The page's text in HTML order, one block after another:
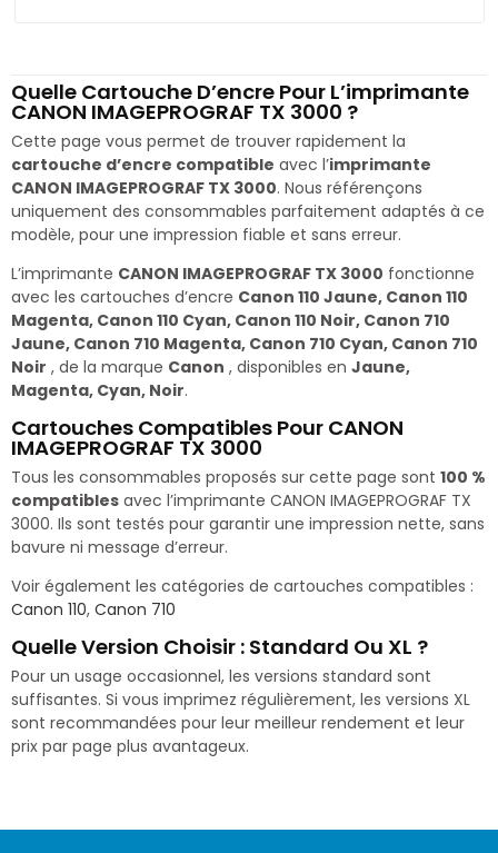
Quelle Cartouche D’encre Pour L’imprimante
CANON IMAGEPROGRAF TX 3000 ?
Cette page vous permet de trouver rapidement la
cartouche d’encre compatible avec l’imprimante
CANON IMAGEPROGRAF TX 3000. Nous référençons
uniquement des consommables parfaitement adaptés à ce
modèle, pour une impression fiable et sans erreur.
L’imprimante CANON IMAGEPROGRAF TX 3000 fonctionne
avec les cartouches d’encre Canon 110 Jaune, Canon 110
Magenta, Canon 110 Cyan, Canon 110 Noir, Canon 710
Jaune, Canon 710 Magenta, Canon 710 Cyan, Canon 710
Noir , de la marque Canon , disponibles en Jaune,
Magenta, Cyan, Noir.
Cartouches Compatibles Pour CANON
IMAGEPROGRAF TX 3000
Tous les consommables proposés sur cette page sont 100 %
compatibles avec l’imprimante CANON IMAGEPROGRAF TX
3000. Ils sont testés pour garantir une impression nette, sans
bavure ni message d’erreur.
Voir également les catégories de cartouches compatibles :
Canon 110, Canon 710
Quelle Version Choisir : Standard Ou XL ?
Pour un usage occasionnel, les versions standard sont
suffisantes. Si vous imprimez régulièrement, les versions XL
sont recommandées pour leur meilleur rendement et leur
prix par page plus avantageux.